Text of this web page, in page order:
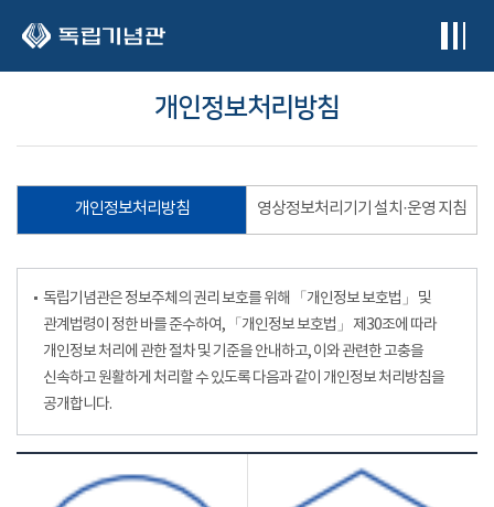
개인정보처리방침
개인정보처리방침 영상정보처리기기 설치·운영 지침
독립기념관은 정보주체의 권리 보호를 위해 「개인정보 보호법」 및
관계법령이 정한 바를 준수하여, 「개인정보 보호법」 제30조에 따라
개인정보 처리에 관한 절차 및 기준을 안내하고, 이와 관련한 고충을
신속하고 원활하게 처리할 수 있도록 다음과 같이 개인정보 처리방침을
공개합니다.